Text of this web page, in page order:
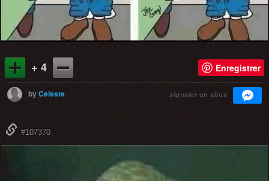
+ 4 Enregistrer
byCeleste signaler un abus
#107370